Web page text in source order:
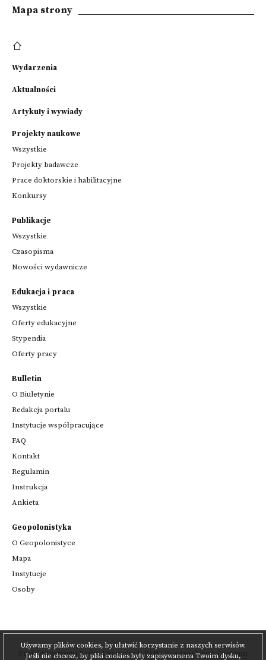
Używamy plików cookies, by ułatwić korzystanie z naszych serwisów.
Jeśli nie chcesz, by pliki cookies były zapisywanena Twoim dysku,
Mapa strony
Wydarzenia
Aktualności
Artykuły i wywiady
Projekty naukowe
Wszystkie
Projekty badawcze
Prace doktorskie i habilitacyjne
Konkursy
Publikacje
Wszystkie
Czasopisma
Nowości wydawnicze
Edukacja i praca
Wszystkie
Oferty edukacyjne
Stypendia
Oferty pracy
Bulletin
O Biuletynie
Redakcja portalu
Instytucje współpracujące
FAQ
Kontakt
Regulamin
Instrukcja
Ankieta
Geopolonistyka
O Geopolonistyce
Mapa
Instytucje
Osoby
ProjektInstytutu Badań Literackich PANiPoznańskiego Centrum